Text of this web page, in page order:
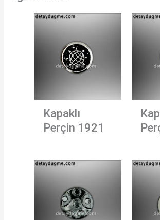
Kapaklı
Perçin 1921